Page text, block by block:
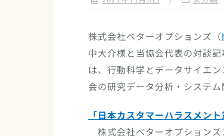
株式会社ベターオプションズ（
中大介様と当協会代表の対談
は、行動科学とデータサイエ
会の研究データ分析・システム
「日本カスタマーハラスメン
株式会社ベターオプションズ